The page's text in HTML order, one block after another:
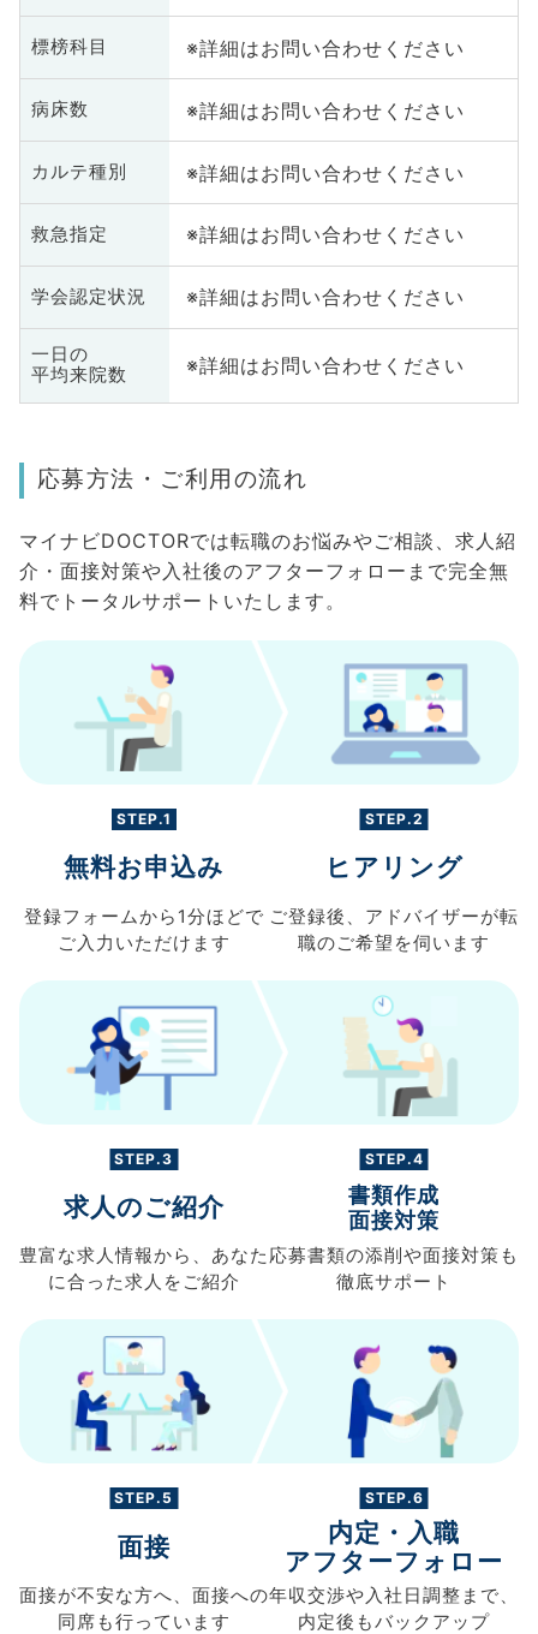
標榜科目 ※詳細はお問い合わせください
病床数 ※詳細はお問い合わせください
カルテ種別 ※詳細はお問い合わせください
救急指定 ※詳細はお問い合わせください
学会認定状況 ※詳細はお問い合わせください
一日の
平均来院数
※詳細はお問い合わせください
応募方法・ご利用の流れ
マイナビDOCTORでは転職のお悩みやご相談、求人紹
介・面接対策や入社後のアフターフォローまで完全無
料でトータルサポートいたします。
STEP.1
無料お申込み
登録フォームから 1分ほどで
ご入力 いただけます
STEP.2
ヒアリング
ご登録後、 アドバイザーが転
職のご希望を伺います
STEP.3
求人のご紹介
豊富な求人情報から、 あなた
に合った求人を ご紹介
STEP.4
書類作成
面接対策
応募書類の添削や面接対策も
徹底サポート
STEP.5
面接
面接が不安な方へ、 面接への
同席も行っています
STEP.6
内定・入職
アフターフォロー
年収交渉や入社日調整まで、
内定後もバックアップ